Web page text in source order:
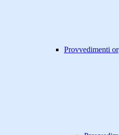
Provvedimenti